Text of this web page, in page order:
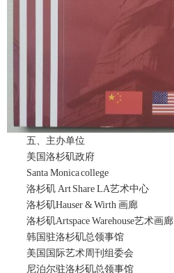
五、主办单位
美国洛杉矶政府
Santa Monica college
洛杉矶 Art Share LA艺术中心
洛杉矶Hauser & Wirth 画廊
洛杉矶Artspace Warehouse艺术画廊
韩国驻洛杉矶总领事馆
美国国际艺术周刊组委会
尼泊尔驻洛杉矶总领事馆